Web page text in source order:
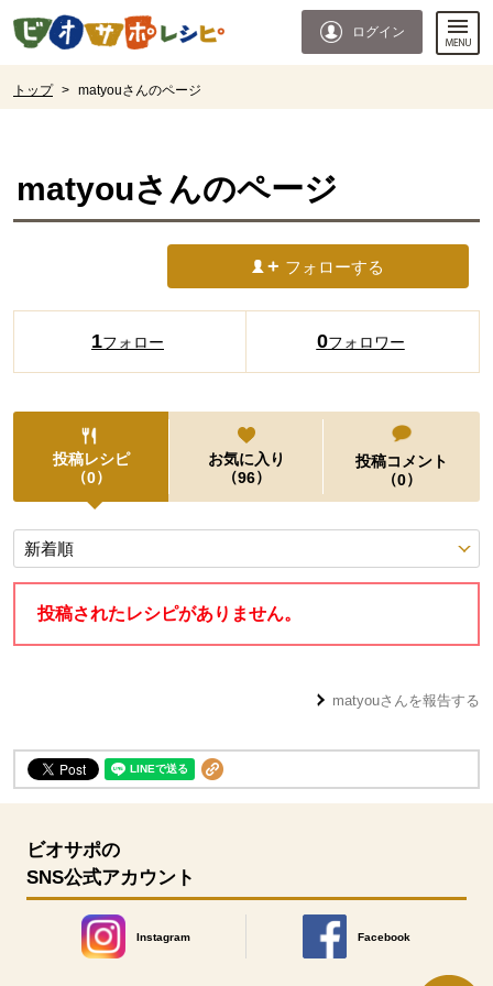
ページの先頭です。
ログイン
トップ > matyouさんのページ
matyouさんのページ
フォローする
1フォロー 0フォロワー
投稿レシピ
（0）
お気に入り
（96）
投稿コメント
（0）
投稿レシピ
投稿されたレシピがありません。
matyouさんを報告する
ビオサポの
SNS公式アカウント
Instagram
別のウィンドウで開きます。
Facebook
別のウィンドウで開きます